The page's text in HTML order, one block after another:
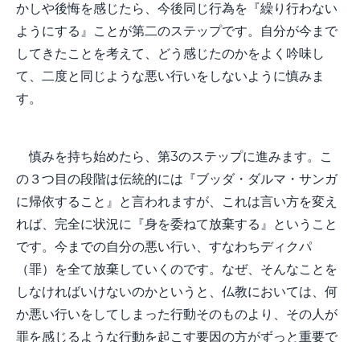
かしや後悔を感じたら、今後同じ行為を『繰り行わない
ようにする』ことが第二のステップです。自分が今まで
してきたことを考えて、どう感じたのかをよく吟味し
て、二度と同じような悪い行いをしないように慎みま
す。
慎みを持ち始めたら、第3のステップに進みます。こ
の３つ目の段階は伝統的には『ブッダ・ダルマ・サンガ
に帰依すること』と言われますが、これは言い方を変え
れば、完全に状況に『身を委ねて放棄する』ということ
です。今までの自分の悪い行い、すなわちディクパ
（罪）を全て放棄していくのです。なぜ、そんなことを
しなければいけないのかというと、仏教においては、何
か悪い行いをしてしまった行動そのものより、その人が
罪を感じるような行動を起こす要因の方がずっと重要で